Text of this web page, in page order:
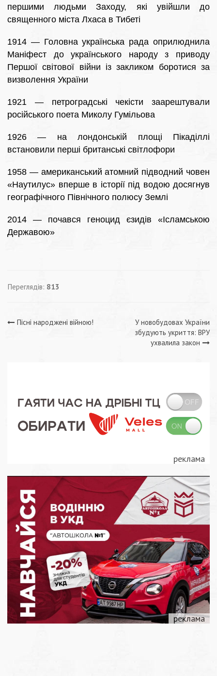
першими людьми Заходу, які увійшли до
священного міста Лхаса в Тибеті
1914 — Головна українська рада оприлюднила
Маніфест до українського народу з приводу
Першої світової війни із закликом боротися за
визволення України
1921 — петроградські чекісти заарештували
російського поета Миколу Гумільова
1926 — на лондонській площі Пікаділлі
встановили перші британські світлофори
1958 — американський атомний підводний човен
«Наутилус» вперше в історії під водою досягнув
географічного Північного полюсу Землі
2014 — почався геноцид єзидів «Ісламською
Державою»
Переглядів: 813
Навігація
Пісні народжені війною!
У новобудовах України
збудують укриття: ВРУ
ухвалила закон